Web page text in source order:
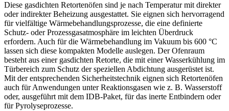
Diese gasdichten Retortenöfen sind je nach Temperatur mit direkter
oder indirekter Beheizung ausgestattet. Sie eignen sich hervorragend
für vielfältige Wärmebehandlungsprozesse, die eine definierte
Schutz- oder Prozessgasatmosphäre im leichten Überdruck
erfordern. Auch für die Wärmebehandlung im Vakuum bis 600 °C
lassen sich diese kompakten Modelle auslegen. Der Ofenraum
besteht aus einer gasdichten Retorte, die mit einer Wasserkühlung im
Türbereich zum Schutz der speziellen Abdichtung ausgerüstet ist.
Mit der entsprechenden Sicherheitstechnik eignen sich Retortenöfen
auch für Anwendungen unter Reaktionsgasen wie z. B. Wasserstoff
oder, ausgeführt mit dem IDB-Paket, für das inerte Entbindern oder
für Pyrolyseprozesse.